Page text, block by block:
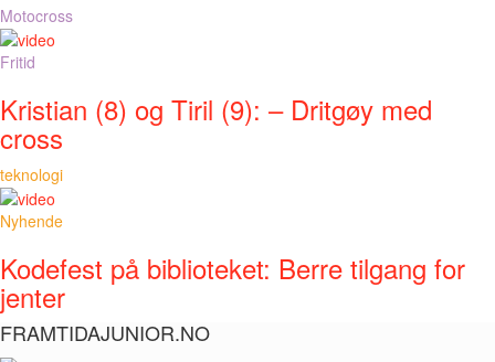
Motocross
Fritid
Kristian (8) og Tiril (9): – Dritgøy med
cross
teknologi
Nyhende
Kodefest på biblioteket: Berre tilgang for
jenter
FRAMTIDAJUNIOR.NO